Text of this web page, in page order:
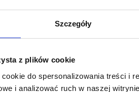
Szczegóły
z plików cookie
do spersonalizowania treści i
i analizować ruch w naszej
Kolumny Universal